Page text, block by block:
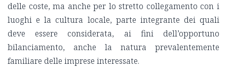
delle coste, ma anche per lo stretto collegamento con i
luoghi e la cultura locale, parte integrante dei quali
deve essere considerata, ai fini dell’opportuno
bilanciamento, anche la natura prevalentemente
familiare delle imprese interessate.